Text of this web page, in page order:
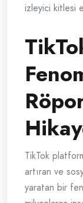
izleyici kitlesi
TikTok
artıran ve
yaratan bir